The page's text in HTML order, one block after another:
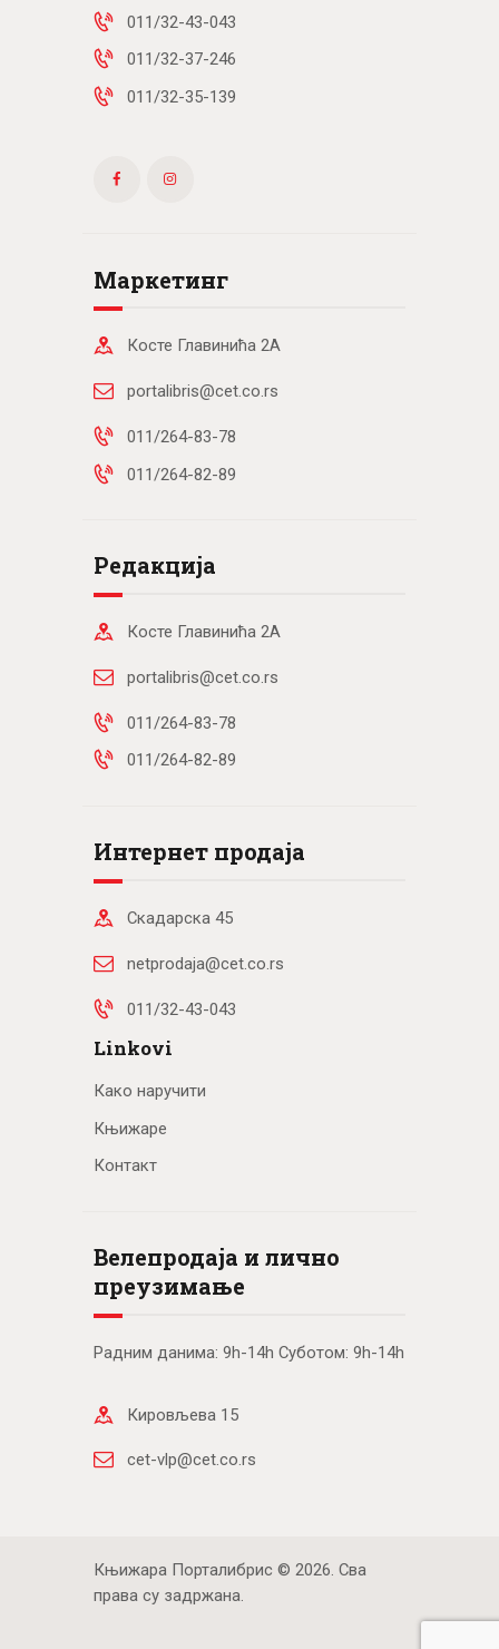
011/32-43-043
011/32-37-246
011/32-35-139
Маркетинг
Косте Главинића 2А
portalibris@cet.co.rs
011/264-83-78
011/264-82-89
Редакција
Косте Главинића 2А
portalibris@cet.co.rs
011/264-83-78
011/264-82-89
Интернет продаја
Скадарска 45
netprodaja@cet.co.rs
011/32-43-043
Linkovi
Како наручити
Књижаре
Контакт
Велепродаја и лично
преузимање
Радним данима: 9h-14h Суботом: 9h-14h
Кировљева 15
cet-vlp@cet.co.rs
Књижара Порталибрис © 2026. Сва
права су задржана.